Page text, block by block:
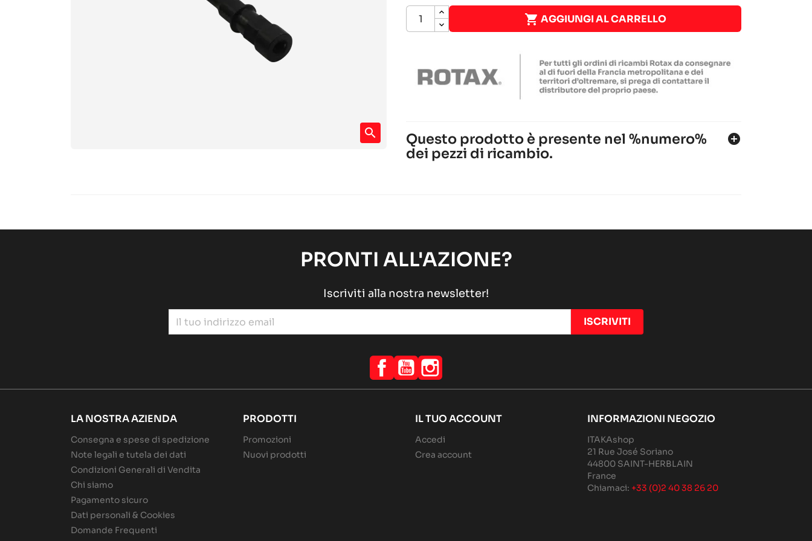
search
 AGGIUNGI AL CARRELLO
Questo prodotto è presente nel %numero%
dei pezzi di ricambio.
add_circle
PRONTI ALL'AZIONE?
Iscriviti alla nostra newsletter!
Facebook
YouTube
LA NOSTRA AZIENDA
Consegna e spese di spedizione
Note legali e tutela dei dati
Condizioni Generali di Vendita
Chi siamo
Pagamento sicuro
Dati personali & Cookies
Domande Frequenti
PRODOTTI
Promozioni
Nuovi prodotti
IL TUO ACCOUNT
Accedi
Crea account
INFORMAZIONI NEGOZIO
ITAKAshop
21 Rue José Soriano
44800 SAINT-HERBLAIN
France
Chiamaci: +33 (0)2 40 38 26 20